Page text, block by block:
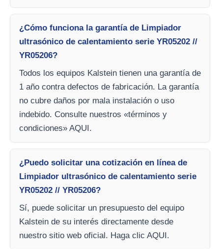
¿Cómo funciona la garantía de Limpiador
ultrasónico de calentamiento serie YR05202 //
YR05206?
Todos los equipos Kalstein tienen una garantía de
1 año contra defectos de fabricación. La garantía
no cubre daños por mala instalación o uso
indebido. Consulte nuestros «términos y
condiciones» AQUI.
¿Puedo solicitar una cotización en línea de
Limpiador ultrasónico de calentamiento serie
YR05202 // YR05206?
Sí, puede solicitar un presupuesto del equipo
Kalstein de su interés directamente desde
nuestro sitio web oficial. Haga clic AQUI.